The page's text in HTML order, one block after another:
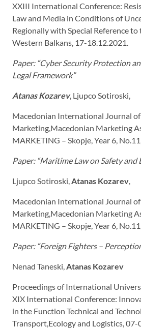
XXIII International Conference:
Law and Media in Conditions of
Regionally with Special Reference
Western Balkans, 17-18.12.2021.
Paper: “Cyber Security Protection
Legal Framework”
Atanas Kozarev, Ljupco Sotiroski,
Macedonian International Journal of
Marketing,Macedonian Marketing
MARKETING – Skopje, Year 6,
Paper: “Maritime Law on Safety and
Ljupco Sotiroski, Atanas Kozarev
Macedonian International Journal of
Marketing,Macedonian Marketing
MARKETING – Skopje, Year 6,
Paper: “Foreign Fighters –
Nenad Taneski, Atanas Kozarev
Proceedings of International
XIX International Conference:
in the Function Technical and
Transport,Ecology and Logistics, 07-